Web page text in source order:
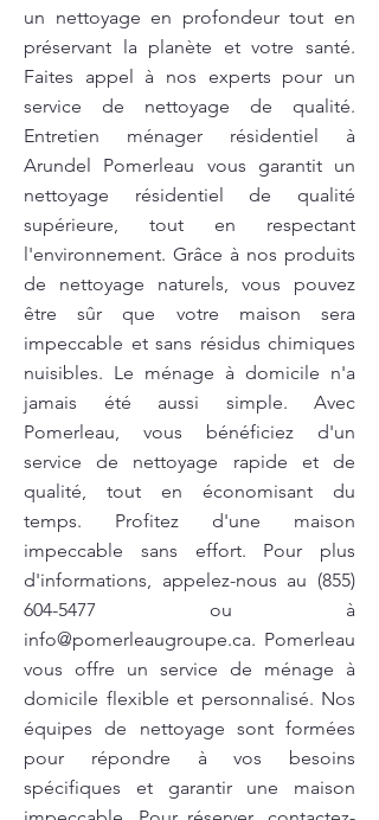
un nettoyage en profondeur tout en
préservant la planète et votre santé.
Faites appel à nos experts pour un
service de nettoyage de qualité.
Entretien ménager résidentiel à
Arundel Pomerleau vous garantit un
nettoyage résidentiel de qualité
supérieure, tout en respectant
l'environnement. Grâce à nos produits
de nettoyage naturels, vous pouvez
être sûr que votre maison sera
impeccable et sans résidus chimiques
nuisibles. Le ménage à domicile n'a
jamais été aussi simple. Avec
Pomerleau, vous bénéficiez d'un
service de nettoyage rapide et de
qualité, tout en économisant du
temps. Profitez d'une maison
impeccable sans effort. Pour plus
d'informations, appelez-nous au (855)
604-5477 ou à
info@pomerleaugroupe.ca. Pomerleau
vous offre un service de ménage à
domicile flexible et personnalisé. Nos
équipes de nettoyage sont formées
pour répondre à vos besoins
spécifiques et garantir une maison